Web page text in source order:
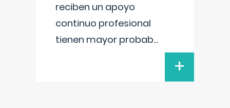
reciben un apoyo
continuo profesional
tienen mayor probab...
+